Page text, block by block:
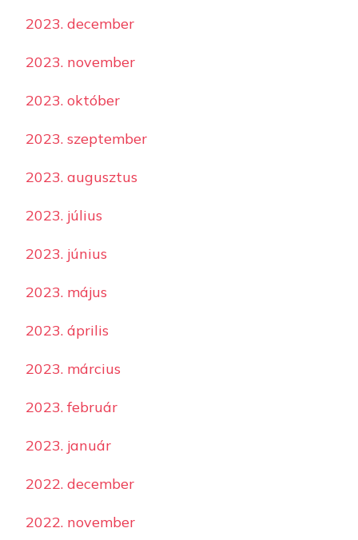
2023. december
2023. november
2023. október
2023. szeptember
2023. augusztus
2023. július
2023. június
2023. május
2023. április
2023. március
2023. február
2023. január
2022. december
2022. november